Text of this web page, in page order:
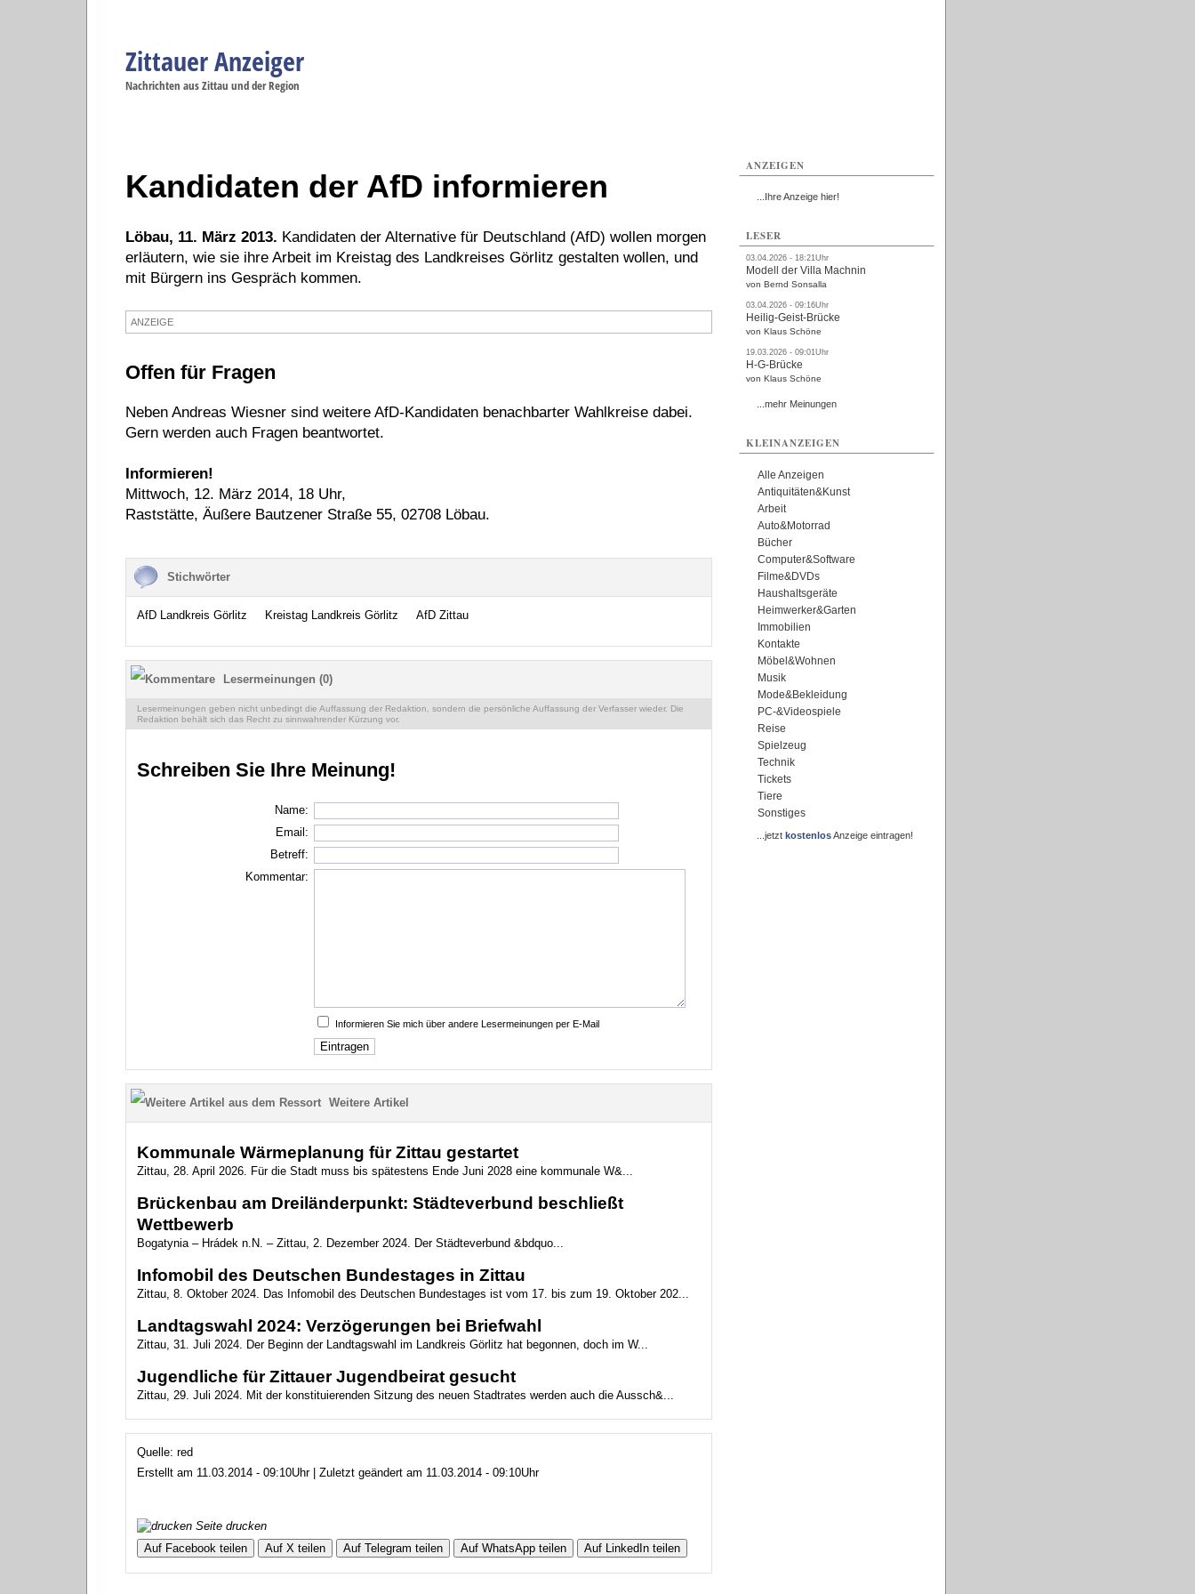
Zittauer Anzeiger
Nachrichten aus Zittau und der Region
Kandidaten der AfD informieren
Löbau, 11. März 2013. Kandidaten der Alternative für Deutschland (AfD) wollen morgen
erläutern, wie sie ihre Arbeit im Kreistag des Landkreises Görlitz gestalten wollen, und
mit Bürgern ins Gespräch kommen.
ANZEIGE
Offen für Fragen
Neben Andreas Wiesner sind weitere AfD-Kandidaten benachbarter Wahlkreise dabei.
Gern werden auch Fragen beantwortet.
Informieren!
Mittwoch, 12. März 2014, 18 Uhr,
Raststätte, Äußere Bautzener Straße 55, 02708 Löbau.
Stichwörter
AfD Landkreis Görlitz Kreistag Landkreis Görlitz AfD Zittau
Lesermeinungen (0)
Lesermeinungen geben nicht unbedingt die Auffassung der Redaktion, sondern die persönliche Auffassung der Verfasser wieder. Die
Redaktion behält sich das Recht zu sinnwahrender Kürzung vor.
Schreiben Sie Ihre Meinung!
Name:
Email:
Betreff:
Kommentar:
Informieren Sie mich über andere Lesermeinungen per E-Mail
Weitere Artikel
Kommunale Wärmeplanung für Zittau gestartet
Zittau, 28. April 2026. Für die Stadt muss bis spätestens Ende Juni 2028 eine kommunale W&...
Brückenbau am Dreiländerpunkt: Städteverbund beschließt
Wettbewerb
Bogatynia – Hrádek n.N. – Zittau, 2. Dezember 2024. Der Städteverbund &bdquo...
Infomobil des Deutschen Bundestages in Zittau
Zittau, 8. Oktober 2024. Das Infomobil des Deutschen Bundestages ist vom 17. bis zum 19. Oktober 202...
Landtagswahl 2024: Verzögerungen bei Briefwahl
Zittau, 31. Juli 2024. Der Beginn der Landtagswahl im Landkreis Görlitz hat begonnen, doch im W...
Jugendliche für Zittauer Jugendbeirat gesucht
Zittau, 29. Juli 2024. Mit der konstituierenden Sitzung des neuen Stadtrates werden auch die Aussch&...
Quelle: red
Erstellt am 11.03.2014 - 09:10Uhr | Zuletzt geändert am 11.03.2014 - 09:10Uhr
Seite drucken
Auf Facebook teilen
Auf X teilen Auf Telegram teilen Auf WhatsApp teilen Auf LinkedIn teilen
ANZEIGEN
...Ihre Anzeige hier!
LESER
03.04.2026 - 18:21Uhr
Modell der Villa Machnin
von Bernd Sonsalla
03.04.2026 - 09:16Uhr
Heilig-Geist-Brücke
von Klaus Schöne
19.03.2026 - 09:01Uhr
H-G-Brücke
von Klaus Schöne
...mehr Meinungen
KLEINANZEIGEN
Alle Anzeigen
Antiquitäten&Kunst
Arbeit
Auto&Motorrad
Bücher
Computer&Software
Filme&DVDs
Haushaltsgeräte
Heimwerker&Garten
Immobilien
Kontakte
Möbel&Wohnen
Musik
Mode&Bekleidung
PC-&Videospiele
Reise
Spielzeug
Technik
Tickets
Tiere
Sonstiges
...jetzt kostenlosAnzeige eintragen!